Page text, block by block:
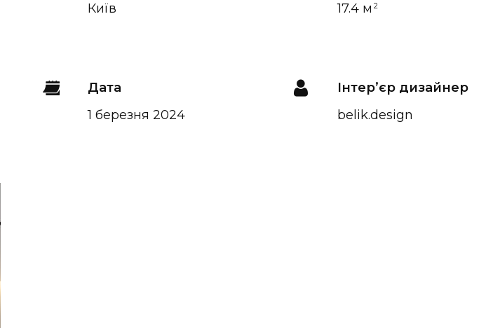
Київ
17.4 м 2
Дата
1 березня 2024
Інтер’єр дизайнер
belik.design